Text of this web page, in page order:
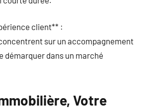
client** :
sur un accompagnement
démarquer dans un marché
Votre